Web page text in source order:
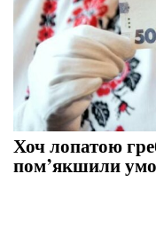
Хоч лопатою
пом’якшили